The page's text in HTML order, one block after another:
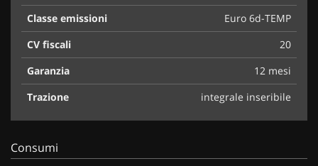
Classe emissioni
Euro 6d-TEMP
CV fiscali
20
Garanzia
12 mesi
Trazione
integrale inseribile
Consumi